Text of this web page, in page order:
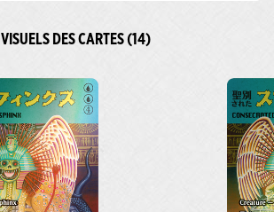
VISUELS DES CARTES (14)